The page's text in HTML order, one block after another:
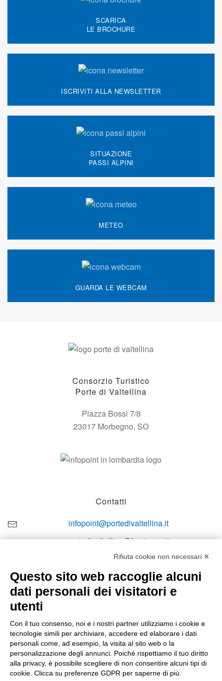
SCARICA
LE BROCHURE
ISCRIVITI ALLA NEWSLETTER
SITUAZIONE
PASSI ALPINI
METEO
GUARDA LE WEBCAM
Consorzio Turistico
Porte di Valtellina
Piazza Bossi 7/8
23017 Morbegno, SO
Contatti
infopoint@portedivaltellina.it
portedivaltellina@lamiapec.it
+39 0342 601140
Lun-ven
08:00 – 12:10 / 14:00 – 18:10
Sabato
Rifiuta cookie non necessari ✕
Questo sito web raccoglie alcuni
dati personali dei visitatori e
utenti
Con il tuo consenso, noi e i nostri partner utilizziamo i cookie e
tecnologie simili per archiviare, accedere ed elaborare i dati
personali come, ad esempio, la visita al sito web o la
personalizzazione degli annunci. Poiché rispettiamo il tuo diritto
alla privacy, è possibile scegliere di non consentire alcuni tipi di
cookie. Clicca su preferenze GDPR per saperne di più.